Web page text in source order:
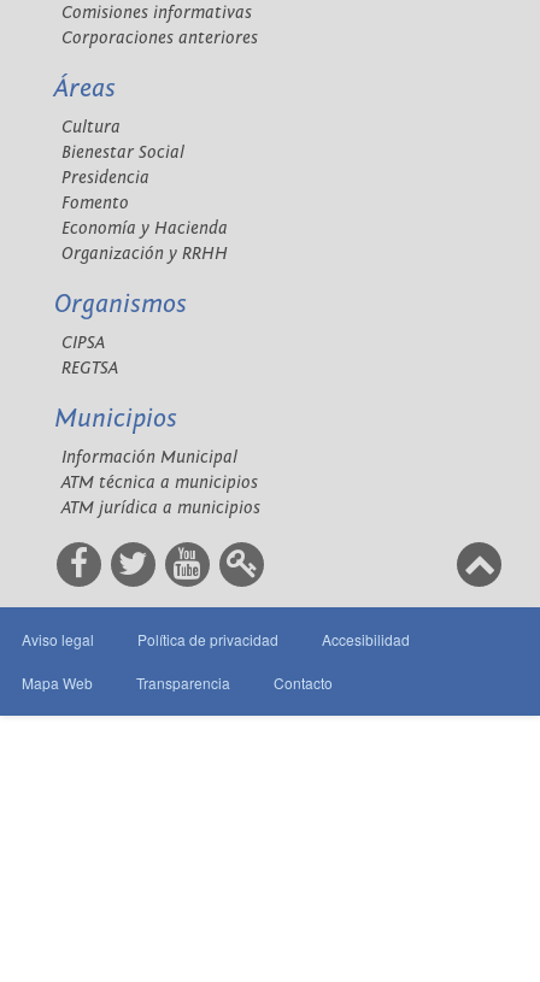
Comisiones informativas
Corporaciones anteriores
Áreas
Cultura
Bienestar Social
Presidencia
Fomento
Economía y Hacienda
Organización y RRHH
Organismos
CIPSA
REGTSA
Municipios
Información Municipal
ATM técnica a municipios
ATM jurídica a municipios
Aviso legal Política de privacidad Accesibilidad
Mapa Web Transparencia Contacto